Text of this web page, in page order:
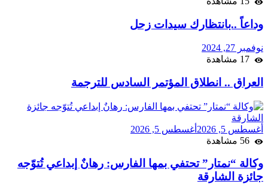
وداعاً ..بانتظارك سيدات زحل
نوفمبر 27, 2024
العراق .. انطلاق المؤتمر السادس للترجمة
أغسطس 5, 2026
أغسطس 5, 2026
وكالة “نمتار” تحتفي بمها الفارس: رهانٌ إبداعي تُتوّجه
جائزة الشارقة